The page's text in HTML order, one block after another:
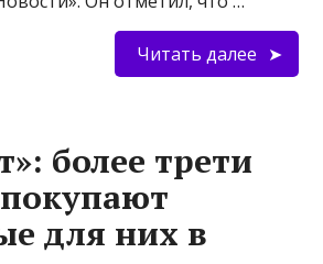
Читать далее
более трети
для них в